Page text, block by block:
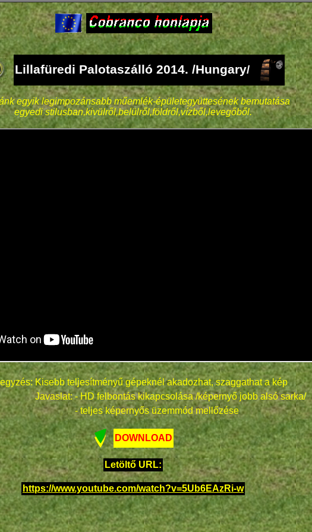
Lillafüredi Palotaszálló 2014. /Hungary/
egyik legimpozánsabb műemlék-épületegyüttesének bemutatása
egyedi stilusban,kivülről,belülről,földről,vízből,levegőből.
Kisebb teljesítményű gépeknél akadozhat, szaggathat a kép
Javaslat: - HD felbontás kikapcsolása /képernyő jobb alsó sarka/
- teljes képernyős üzemmód mellőzése
DOWNLOAD
Letöltő URL:
https://www.youtube.com/watch?v=5Ub6EAzRi-w